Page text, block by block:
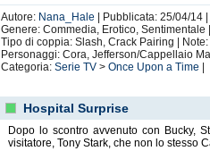
Autore: Nana_Hale
| Pubblicata: 25/04/14
Genere: Commedia, Erotico, Sentimentale
Tipo di coppia: Slash, Crack Pairing |
Personaggi: Cora, Jefferson/Cappellaio
Categoria:Serie TV >Once Upon a Time
Hospital Surprise
Dopo lo scontro avvenuto con Bucky,
visitatore, Tony Stark, che non lo stesso